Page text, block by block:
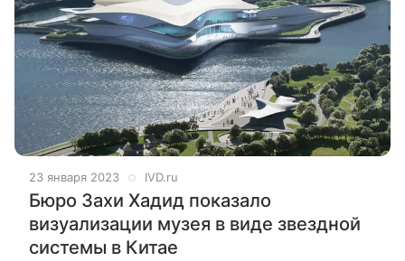
23 января 2023 IVD.ru
Бюро Захи Хадид показало
визуализации музея в виде звездной
системы в Китае